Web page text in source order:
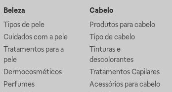
Beleza
Tipos de pele
Cuidados com a pele
Tratamentos para a
pele
Dermocosméticos
Perfumes
Cabelo
Produtos para cabelo
Tipo de cabelo
Tinturas e
descolorantes
Tratamentos Capilares
Acessórios para cabelo